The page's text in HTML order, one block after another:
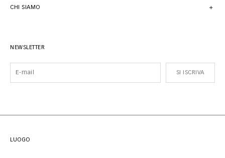
CHI SIAMO
NEWSLETTER
SI ISCRIVA
LUOGO